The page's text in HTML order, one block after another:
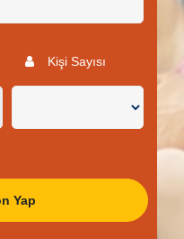
Kişi Sayısı
Yap